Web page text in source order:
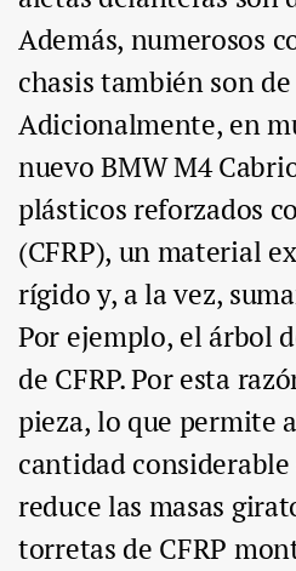
Además, numerosos
chasis también son
Adicionalmente, en
nuevo BMW M4
plásticos reforzados
(CFRP), un material
rígido y, a la vez,
Por ejemplo, el árbol
de CFRP. Por esta
pieza, lo que permite
cantidad considerable
reduce las masas
torretas de CFRP